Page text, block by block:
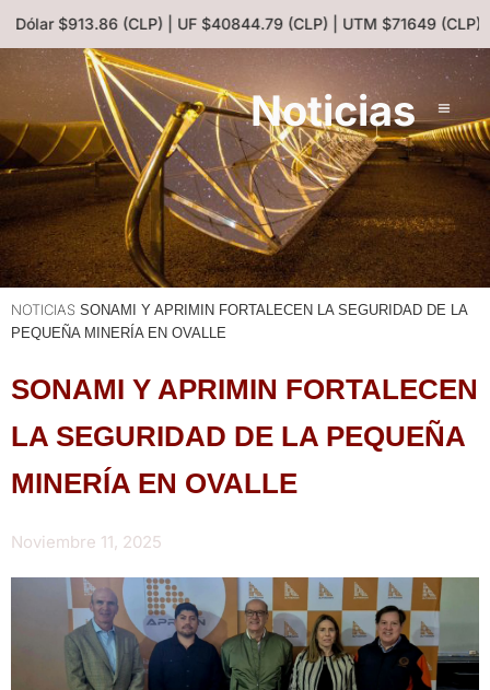
$913.86 (CLP) | UF $40844.79 (CLP) | UTM $71649 (CLP) |
Noticias
NOTICIAS SONAMI Y APRIMIN FORTALECEN LA SEGURIDAD DE LA
PEQUEÑA MINERÍA EN OVALLE
SONAMI Y APRIMIN FORTALECEN
LA SEGURIDAD DE LA PEQUEÑA
MINERÍA EN OVALLE
Noviembre 11, 2025